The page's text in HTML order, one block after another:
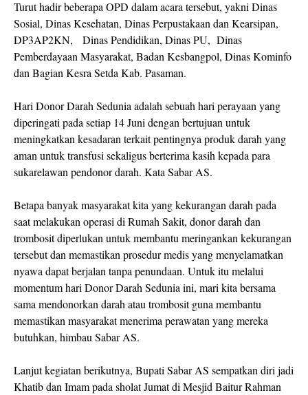
Turut hadir beberapa OPD dalam acara tersebut, yakni Dinas
Sosial, Dinas Kesehatan, Dinas Perpustakaan dan Kearsipan,
DP3AP2KN, Dinas Pendidikan, Dinas PU, Dinas
Pemberdayaan Masyarakat, Badan Kesbangpol, Dinas Kominfo
dan Bagian Kesra Setda Kab. Pasaman.
Hari Donor Darah Sedunia adalah sebuah hari perayaan yang
diperingati pada setiap 14 Juni dengan bertujuan untuk
meningkatkan kesadaran terkait pentingnya produk darah yang
aman untuk transfusi sekaligus berterima kasih kepada para
sukarelawan pendonor darah. Kata Sabar AS.
Betapa banyak masyarakat kita yang kekurangan darah pada
saat melakukan operasi di Rumah Sakit, donor darah dan
trombosit diperlukan untuk membantu meringankan kekurangan
tersebut dan memastikan prosedur medis yang menyelamatkan
nyawa dapat berjalan tanpa penundaan. Untuk itu melalui
momentum hari Donor Darah Sedunia ini, mari kita bersama
sama mendonorkan darah atau trombosit guna membantu
memastikan masyarakat menerima perawatan yang mereka
butuhkan, himbau Sabar AS.
Lanjut kegiatan berikutnya, Bupati Sabar AS sempatkan diri jadi
Khatib dan Imam pada sholat Jumat di Mesjid Baitur Rahman